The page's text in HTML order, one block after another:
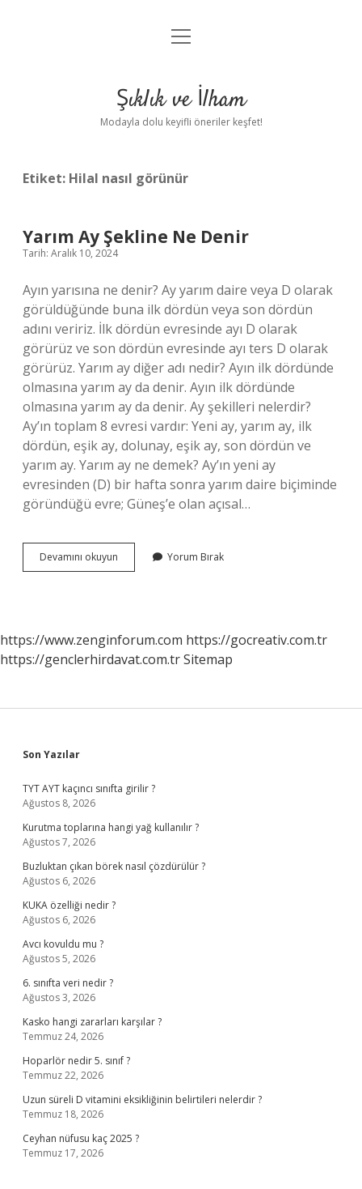
Anasayfa
Yasal Uyarı
menüyü
Şıklık ve İlham
Modayla dolu keyifli öneriler keşfet!
Etiket: Hilal nasıl görünür
Yarım Ay Şekline Ne Denir
Tarih: Aralık 10, 2024
Ayın yarısına ne denir? Ay yarım daire veya D olarak
görüldüğünde buna ilk dördün veya son dördün
adını veririz. İlk dördün evresinde ayı D olarak
görürüz ve son dördün evresinde ayı ters D olarak
görürüz. Yarım ay diğer adı nedir? Ayın ilk dördünde
olmasına yarım ay da denir. Ayın ilk dördünde
olmasına yarım ay da denir. Ay şekilleri nelerdir?
Ay’ın toplam 8 evresi vardır: Yeni ay, yarım ay, ilk
dördün, eşik ay, dolunay, eşik ay, son dördün ve
yarım ay. Yarım ay ne demek? Ay’ın yeni ay
evresinden (D) bir hafta sonra yarım daire biçiminde
göründüğü evre; Güneş’e olan açısal…
Devamını okuyun
Ay
Yorum Bırak
https://www.zenginforum.com https://gocreativ.com.tr
https://genclerhirdavat.com.trSitemap
Sidebar
Son Yazılar
TYT AYT kaçıncı sınıfta girilir ?
Ağustos 8, 2026
Kurutma toplarına hangi yağ kullanılır ?
Ağustos 7, 2026
Buzluktan çıkan börek nasıl çözdürülür ?
Ağustos 6, 2026
KUKA özelliği nedir ?
Ağustos 6, 2026
Avcı kovuldu mu ?
Ağustos 5, 2026
6. sınıfta veri nedir ?
Ağustos 3, 2026
Kasko hangi zararları karşılar ?
Temmuz 24, 2026
Hoparlör nedir 5. sınıf ?
Temmuz 22, 2026
Uzun süreli D vitamini eksikliğinin belirtileri nelerdir ?
Temmuz 18, 2026
Ceyhan nüfusu kaç 2025 ?
Temmuz 17, 2026